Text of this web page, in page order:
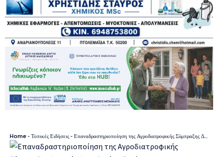
Home - Τοπικές Ειδήσεις - Επαναδραστηριοποίηση της Αγροδιατροφικής Σύμπραξης Δυτικής Μακεδονίας: Συνάντηση με πρωτοβουλία του ομίλου «Μιχάλης Χαραλαμπίδης» – Στήριξη από Δημοκράτες